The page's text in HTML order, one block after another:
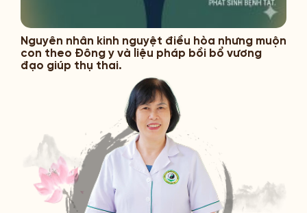
Nguyên nhân kinh nguyệt điều hòa nhưng muộn
con theo Đông y và liệu pháp bồi bổ vương
đạo giúp thụ thai.